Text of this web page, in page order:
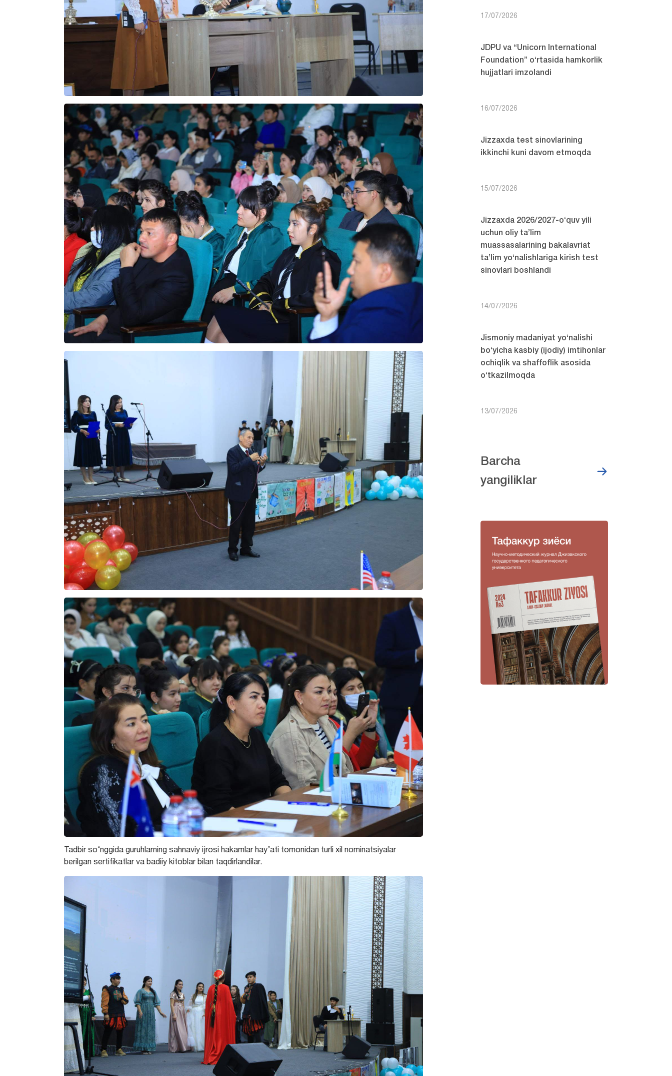
Tadbir so‘nggida guruhlarning sahnaviy ijrosi hakamlar hay’ati tomonidan turli xil nominatsiyalar
berilgan sertifikatlar va badiiy kitoblar bilan taqdirlandilar.
17/07/2026
JDPU va “Unicorn International
Foundation” o‘rtasida hamkorlik
hujjatlari imzolandi
16/07/2026
Jizzaxda test sinovlarining
ikkinchi kuni davom etmoqda
15/07/2026
Jizzaxda 2026/2027-o‘quv yili
uchun oliy ta’lim
muassasalarining bakalavriat
ta’lim yo‘nalishlariga kirish test
sinovlari boshlandi
14/07/2026
Jismoniy madaniyat yo‘nalishi
bo‘yicha kasbiy (ijodiy) imtihonlar
ochiqlik va shaffoflik asosida
o‘tkazilmoqda
13/07/2026
Barcha
yangiliklar